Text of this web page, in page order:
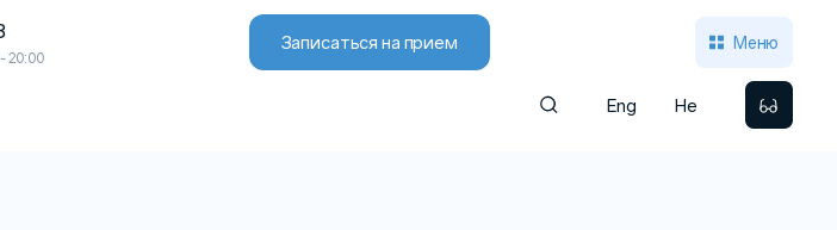
20:00
Записаться на прием Меню
Eng He